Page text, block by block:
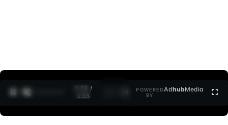
0:29 /
3:35
POWERED
BY
AdhubMedia